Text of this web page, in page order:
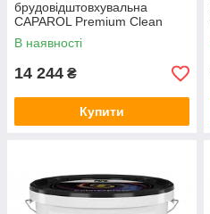
брудовідштовхувальна
CAPAROL Premium Clean
12.5 л
В наявності
14 244 ₴
Купити